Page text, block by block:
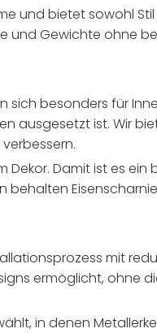
und bietet sowohl
und Gewichte ohne
sich besonders für
ausgesetzt ist. Wir
Damit ist es ein
mit
ermöglicht, ohne
in denen